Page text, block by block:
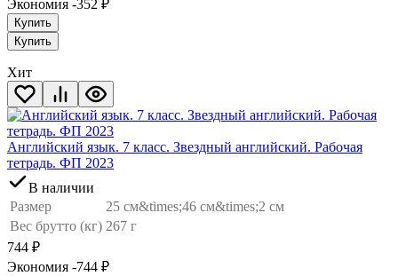
Экономия -352 ₽
Купить
Купить
Хит
Английский язык. 7 класс. Звездный английский. Рабочая
тетрадь. ФП 2023
В наличии
Размер
25 см&times;46 см&times;2 см
Вес брутто (кг) 267 г
744 ₽
Экономия -744 ₽